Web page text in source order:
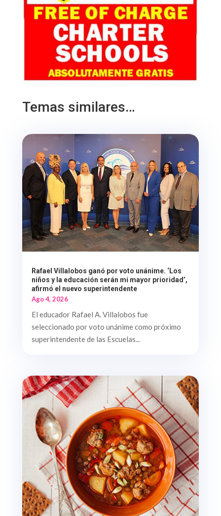
Temas similares…
Rafael Villalobos ganó por voto unánime. ‘Los
niños y la educación serán mi mayor prioridad’,
afirmó el nuevo superintendente
Ago 4, 2026
El educador Rafael A. Villalobos fue
seleccionado por voto unánime como próximo
superintendente de las Escuelas...